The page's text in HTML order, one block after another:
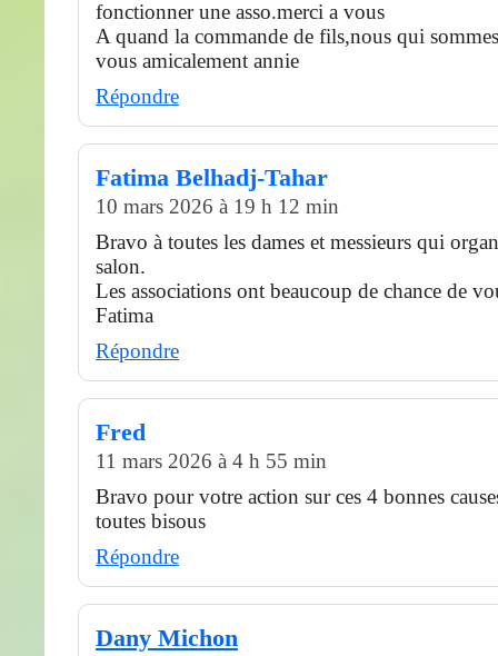
fonctionner une asso.merci a vous
A quand la commande de fils,nous qui
vous amicalement annie
Répondre
Fatima Belhadj-Tahar
10 mars 2026 à 19 h 12 min
Bravo à toutes les dames et messieurs qui
salon.
Les associations ont beaucoup de chance de
Fatima
Répondre
Fred
11 mars 2026 à 4 h 55 min
Bravo pour votre action sur ces 4 bonnes
toutes bisous
Répondre
Dany Michon